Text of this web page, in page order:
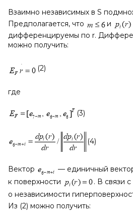
Взаимно независимых в S
Предполагается, что
и
дифференцируемы по r.
можно получить:
(2)
где
(3)
(4)
Вектор
— единичный
к поверхности
. В связи
о независимости
Из (2) можно получить: